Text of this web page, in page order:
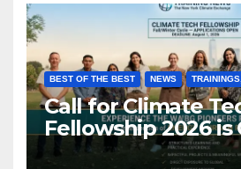
BEST OF THE BEST NEWS
Call for Climate
Fellowship 2026 is